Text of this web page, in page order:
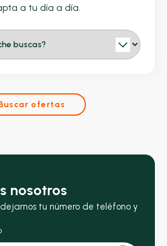
a tu día a día.
ofertas
nosotros
tu número de teléfono y